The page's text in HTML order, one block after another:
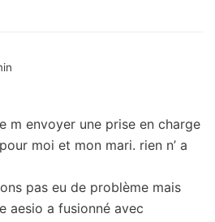
m envoyer une prise en charge
moi et mon mari. rien n’ a
pas eu de problème mais
aesio a fusionné avec